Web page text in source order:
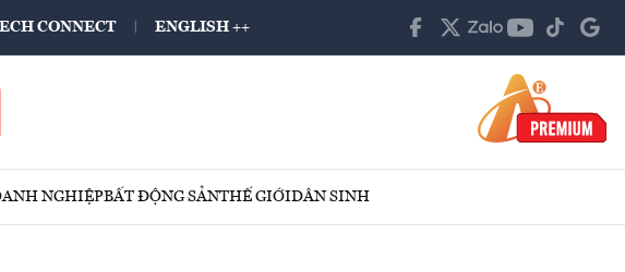
CONNECT ENGLISH ++
NGHIỆPBẤT ĐỘNG SẢNTHẾ GIỚIDÂN SINH